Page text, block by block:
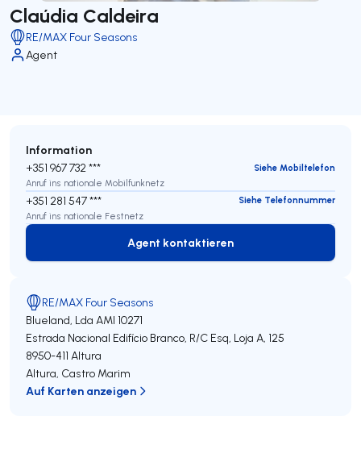
Claúdia Caldeira
RE/MAX Four Seasons
Agent
Information
+351 967 732 ***
Siehe Mobiltelefon
Anruf ins nationale Mobilfunknetz
+351 281 547 ***
Siehe Telefonnummer
Anruf ins nationale Festnetz
Agent kontaktieren
Agent kontaktieren
RE/MAX Four Seasons
Blueland, Lda AMI 10271
Estrada Nacional Edifício Branco, R/C Esq, Loja A, 125
8950-411 Altura
Altura, Castro Marim
Auf Karten anzeigen